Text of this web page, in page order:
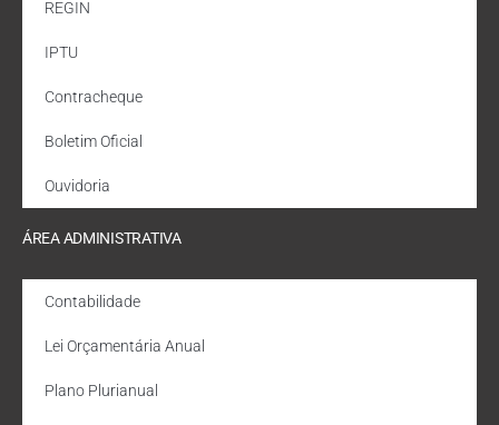
REGIN
IPTU
Contracheque
Boletim Oficial
Ouvidoria
ÁREA ADMINISTRATIVA
Contabilidade
Lei Orçamentária Anual
Plano Plurianual